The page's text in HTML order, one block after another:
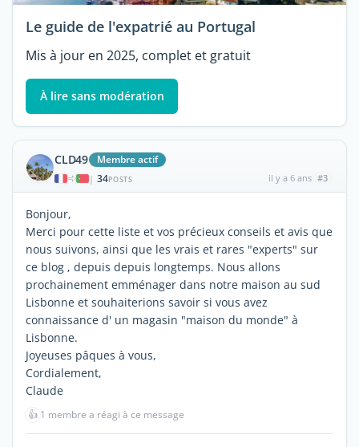
Le guide de l'expatrié au Portugal
Mis à jour en 2025, complet et gratuit
À lire sans modération
CLD49 Membre actif
| 34POSTS il y a 6 ans #3
Bonjour,
Merci pour cette liste et vos précieux conseils et avis que
nous suivons, ainsi que les vrais et rares "experts" sur
ce blog , depuis depuis longtemps. Nous allons
prochainement emménager dans notre maison au sud
Lisbonne et souhaiterions savoir si vous avez
connaissance d' un magasin "maison du monde" à
Lisbonne.
Joyeuses pâques à vous,
Cordialement,
Claude
👍 1 membre a réagi à ce message